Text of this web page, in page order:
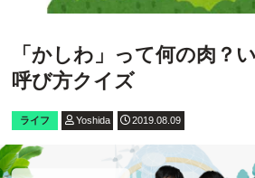
「かしわ」って何の肉？
呼び方クイズ
ライフ Yoshida 2019.08.09